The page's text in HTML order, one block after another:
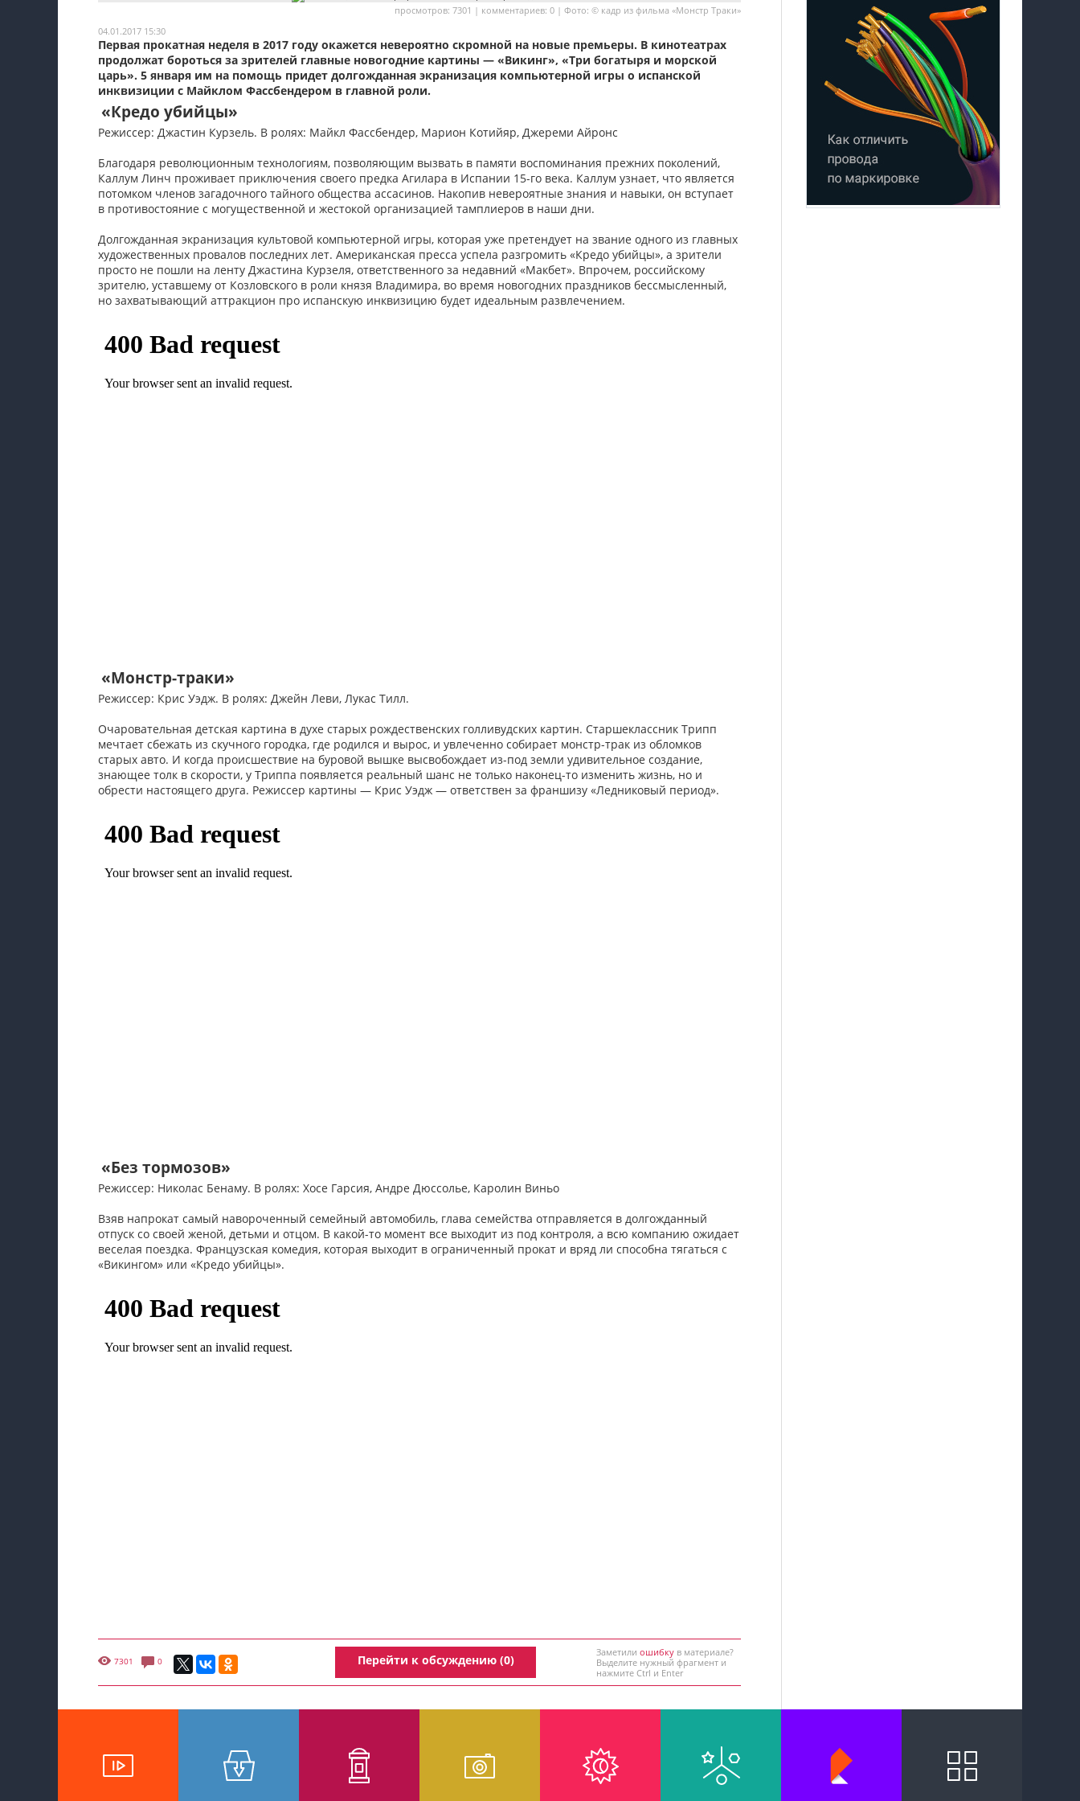
Мои материалы
Мои места
Моя личная афиша
Перечитать
просмотров: 7301 | комментариев: 0 | Фото: © кадр из фильма «Монстр Траки»
04.01.2017 15:30
Первая прокатная неделя в 2017 году окажется невероятно скромной на новые премьеры. В кинотеатрах
продолжат бороться за зрителей главные новогодние картины — «Викинг», «Три богатыря и морской
царь». 5 января им на помощь придет долгожданная экранизация компьютерной игры о испанской
инквизиции с Майклом Фассбендером в главной роли.
«Кредо убийцы»
Режиссер: Джастин Курзель. В ролях: Майкл Фассбендер, Марион Котийяр, Джереми Айронс
Благодаря революционным технологиям, позволяющим вызвать в памяти воспоминания прежних поколений,
Каллум Линч проживает приключения своего предка Агилара в Испании 15-го века. Каллум узнает, что является
потомком членов загадочного тайного общества ассасинов. Накопив невероятные знания и навыки, он вступает
в противостояние с могущественной и жестокой организацией тамплиеров в наши дни.
Долгожданная экранизация культовой компьютерной игры, которая уже претендует на звание одного из главных
художественных провалов последних лет. Американская пресса успела разгромить «Кредо убийцы», а зрители
просто не пошли на ленту Джастина Курзеля, ответственного за недавний «Макбет». Впрочем, российскому
зрителю, уставшему от Козловского в роли князя Владимира, во время новогодних праздников бессмысленный,
но захватывающий аттракцион про испанскую инквизицию будет идеальным развлечением.
«Монстр-траки»
Режиссер: Крис Уэдж. В ролях: Джейн Леви, Лукас Тилл.
Очаровательная детская картина в духе старых рождественских голливудских картин. Старшеклассник Трипп
мечтает сбежать из скучного городка, где родился и вырос, и увлеченно собирает монстр-трак из обломков
старых авто. И когда происшествие на буровой вышке высвобождает из-под земли удивительное создание,
знающее толк в скорости, у Триппа появляется реальный шанс не только наконец-то изменить жизнь, но и
обрести настоящего друга. Режиссер картины — Крис Уэдж — ответствен за франшизу «Ледниковый период».
«Без тормозов»
Режиссер: Николас Бенаму. В ролях: Хосе Гарсия, Андре Дюссолье, Каролин Виньо
Взяв напрокат самый навороченный семейный автомобиль, глава семейства отправляется в долгожданный
отпуск со своей женой, детьми и отцом. В какой-то момент все выходит из под контроля, а всю компанию ожидает
веселая поездка. Французская комедия, которая выходит в ограниченный прокат и вряд ли способна тягаться с
«Викингом» или «Кредо убийцы».
7301 0 Перейти к обсуждению (0)
Заметили ошибку в материале?
Выделите нужный фрагмент и
нажмите Ctrl и Enter